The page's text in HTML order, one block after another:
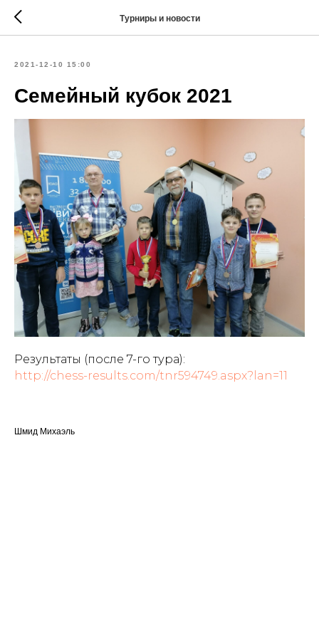
Турниры и новости
2021-12-10 15:00
Семейный кубок 2021
Результаты (после 7-го тура):
http://chess-results.com/tnr594749.aspx?lan=11
Шмид Михаэль